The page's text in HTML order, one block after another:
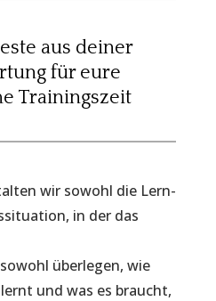
aus deiner
für eure
Trainingszeit
wir sowohl die Lern-
in der das
überlegen, wie
und was es braucht,